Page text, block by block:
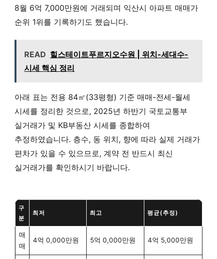
8월 6억 7,000만원에 거래되며 익산시 아파트 매매가
순위 1위를 기록하기도 했습니다.
READ 힐스테이트푸르지오수원 | 위치-세대수-
시세 핵심 정리
아래 표는 전용 84㎡(33평형) 기준 매매-전세-월세
시세를 정리한 것으로, 2025년 하반기 국토교통부
실거래가 및 KB부동산 시세를 종합하여
추정하였습니다. 층수, 동 위치, 향에 따라 실제 거래가
편차가 있을 수 있으므로, 계약 전 반드시 최신
실거래가를 확인하시기 바랍니다.
구
분
최저 최고 평균(추정)
매
매
4억 0,000만원 5억 0,000만원 4억 5,000만원